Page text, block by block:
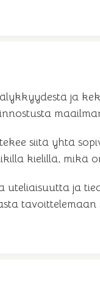
ja
siitä yhtä
kielillä, mikä
uteliaisuutta ja